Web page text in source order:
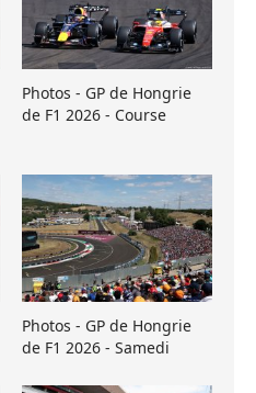
Photos - GP de Hongrie
de F1 2026 - Course
Photos - GP de Hongrie
de F1 2026 - Samedi